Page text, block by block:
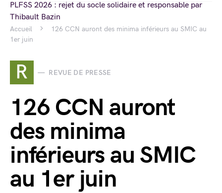
Accueil
126 CCN auront des minima inférieurs au SMIC au
1er juin
R REVUE DE PRESSE
126 CCN auront
des minima
inférieurs au SMIC
au 1er juin
PLFSS 2026 : rejet du socle solidaire et responsable par
Thibault Bazin